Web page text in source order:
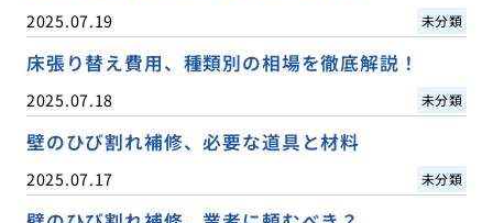
2025.07.19 未分類
床張り替え費用、種類別の相場を徹底解説！
2025.07.18 未分類
壁のひび割れ補修、必要な道具と材料
2025.07.17 未分類